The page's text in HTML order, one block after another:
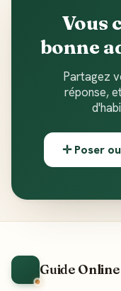
Vous
bonne
Partagez
réponse,
✛ Poser
Guide Online